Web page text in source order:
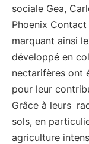
sociale Gea,
Phoenix
marquant ainsi
développé en
nectarifères ont
pour leur
Grâce à leurs
sols, en
agriculture